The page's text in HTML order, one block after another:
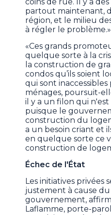
partout maintenant,
région, et le milieu
à régler le problème.»
«Ces grands
quelque sorte à la
la construction de
condos qu’ils soient
qui sont
ménages, poursuit-
il y a un filon qui
puisque le
construction du
a un besoin criant et
en quelque sorte ce
construction de
Échec de l'État
Les initiatives privées
justement à cause
gouvernement,
Laflamme, porte-